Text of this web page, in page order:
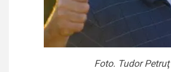
Foto. Tudor Petruţ